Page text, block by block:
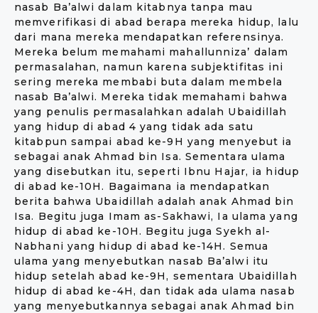
nasab Ba’alwi dalam kitabnya tanpa mau
memverifikasi di abad berapa mereka hidup, lalu
dari mana mereka mendapatkan referensinya.
Mereka belum memahami mahallunniza’ dalam
permasalahan, namun karena subjektifitas ini
sering mereka membabi buta dalam membela
nasab Ba’alwi. Mereka tidak memahami bahwa
yang penulis permasalahkan adalah Ubaidillah
yang hidup di abad 4 yang tidak ada satu
kitabpun sampai abad ke-9H yang menyebut ia
sebagai anak Ahmad bin Isa. Sementara ulama
yang disebutkan itu, seperti Ibnu Hajar, ia hidup
di abad ke-10H. Bagaimana ia mendapatkan
berita bahwa Ubaidillah adalah anak Ahmad bin
Isa. Begitu juga Imam as-Sakhawi, Ia ulama yang
hidup di abad ke-10H. Begitu juga Syekh al-
Nabhani yang hidup di abad ke-14H. Semua
ulama yang menyebutkan nasab Ba’alwi itu
hidup setelah abad ke-9H, sementara Ubaidillah
hidup di abad ke-4H, dan tidak ada ulama nasab
yang menyebutkannya sebagai anak Ahmad bin